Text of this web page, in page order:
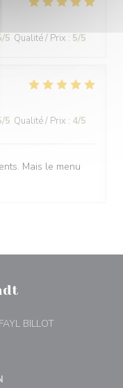
/5 Qualité / Prix : 5/5
/5 Qualité / Prix : 4/5
Mais le menu
BILLOT((ouvre une